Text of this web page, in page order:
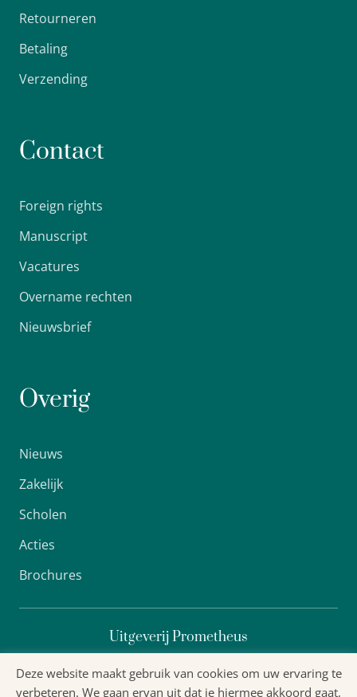
Retourneren
Betaling
Verzending
Contact
Foreign rights
Manuscript
Vacatures
Overname rechten
Nieuwsbrief
Overig
Nieuws
Zakelijk
Scholen
Acties
Brochures
Uitgeverij Prometheus
Deze website maakt gebruik van cookies om uw ervaring te
verbeteren. We gaan ervan uit dat je hiermee akkoord gaat,